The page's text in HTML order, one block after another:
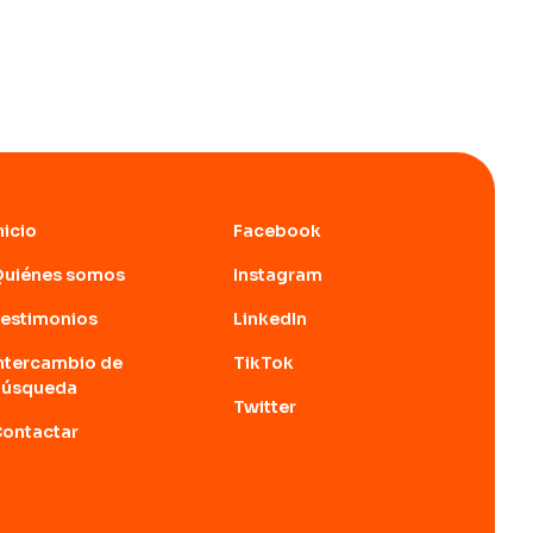
somos
de
Facebook
Instagram
LinkedIn
TikTok
Twitter